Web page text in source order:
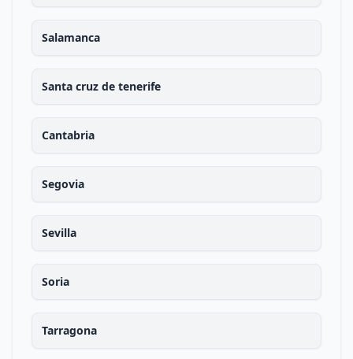
Salamanca
Santa cruz de tenerife
Cantabria
Segovia
Sevilla
Soria
Tarragona